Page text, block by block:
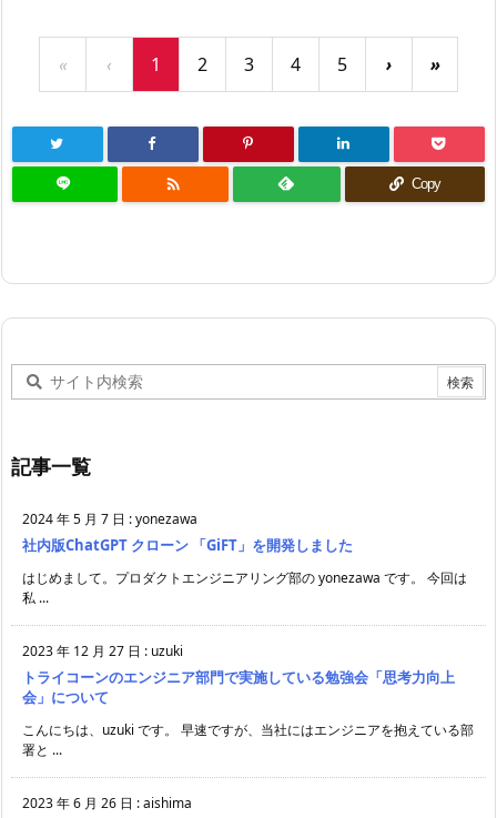
« ‹ 1 2 3 4 5 › »
 Copy
記事一覧
2024 年 5 月 7 日 :yonezawa
社内版ChatGPT クローン 「GiFT」を開発しました
はじめまして。プロダクトエンジニアリング部の yonezawa です。 今回は
私 ...
2023 年 12 月 27 日 : uzuki
トライコーンのエンジニア部門で実施している勉強会「思考力向上
会」について
こんにちは、uzuki です。 早速ですが、当社にはエンジニアを抱えている部
署と ...
2023 年 6 月 26 日 :aishima